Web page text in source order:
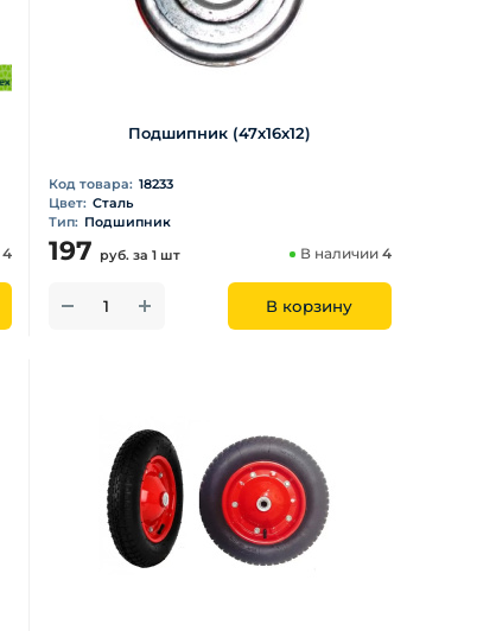
4
Подшипник (47х16х12)
Код товара: 18233
Цвет: Сталь
Тип: Подшипник
197 руб. за 1 шт В наличии 4
В корзину